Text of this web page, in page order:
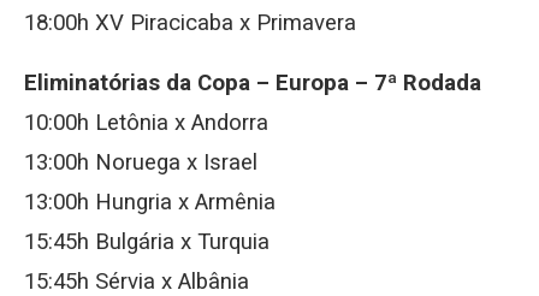
18:00h XV Piracicaba x Primavera
Eliminatórias da Copa – Europa – 7ª Rodada
10:00h Letônia x Andorra
13:00h Noruega x Israel
13:00h Hungria x Armênia
15:45h Bulgária x Turquia
15:45h Sérvia x Albânia